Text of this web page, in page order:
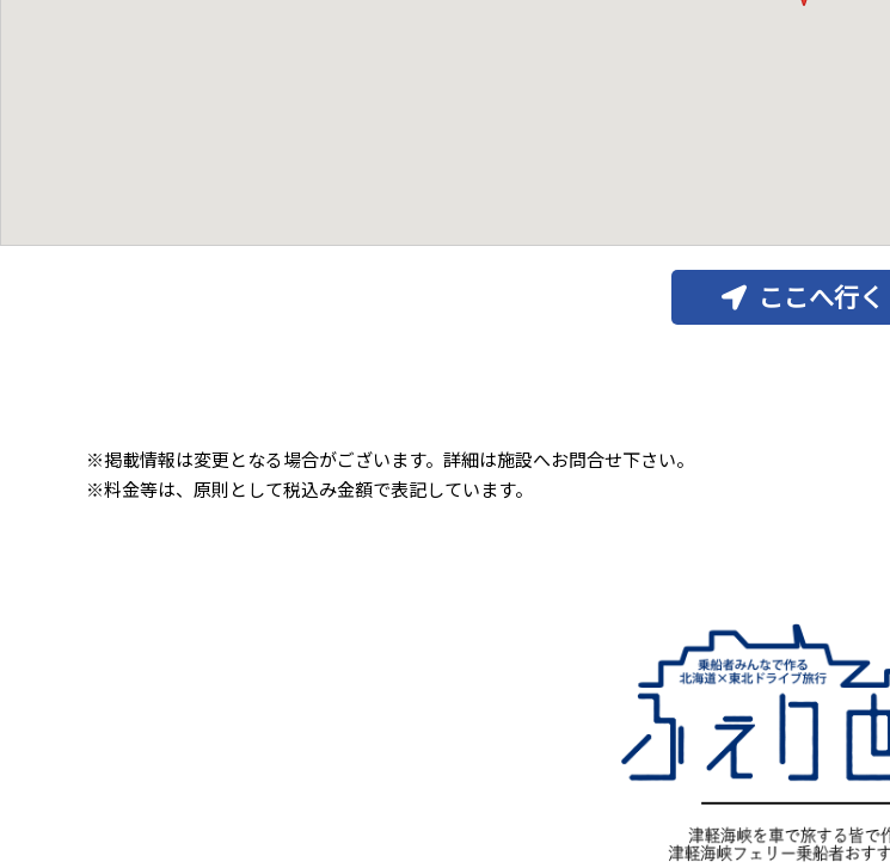
ここへ行く
※掲載情報は変更となる場合がございます。詳細は施設へお問合せ下さい。
※料金等は、原則として税込み金額で表記しています。